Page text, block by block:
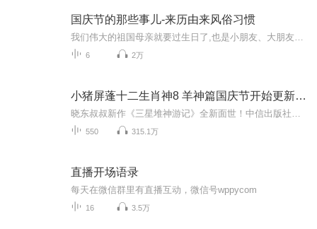
国庆节的那些事儿-来历由来风俗习惯
6 2万
小猪屏蓬十二生肖神8 羊神篇国庆节开始更新啦！
550 315.1万
直播开场语录
每天在微信群里有直播互动，微信号wppycom
16 3.5万